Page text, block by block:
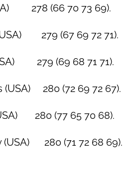
278 (66 70 73 69).
279 (67 69 72 71).
279 (69 68 71 71).
(USA) 280 (72 69 72 67).
280 (77 65 70 68).
(USA) 280 (71 72 68 69).